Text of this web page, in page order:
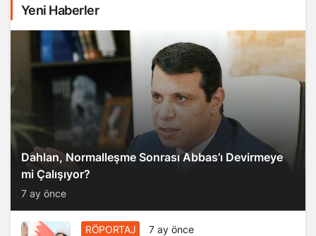
Yeni Haberler
Dahlan, Normalleşme Sonrası Abbas’ı Devirmeye
mi Çalışıyor?
7 ay önce
RÖPORTAJ 7 ay önce